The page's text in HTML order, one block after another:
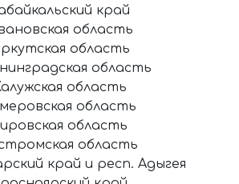
край
область
область
область
область
область
область
область
край и респ. Адыгея